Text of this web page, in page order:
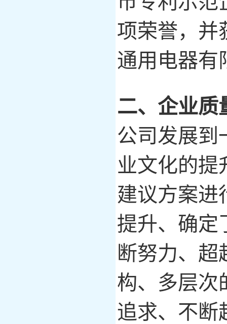
项荣誉， 并
通用电器有
二、企业质
公司发展到
业文化的提
建议方案进
提升、确定
断努力、超
构、多层次
追求、不断